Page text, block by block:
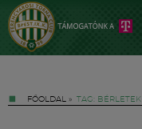
FŐOLDAL » TAG: BÉRLETEK